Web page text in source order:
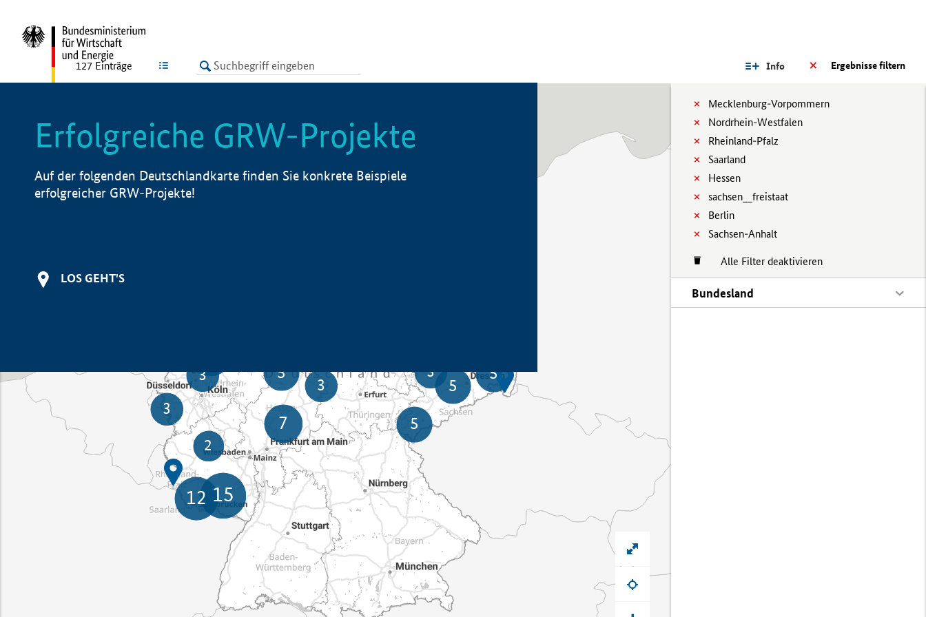
LISTE Ergebnisse filtern
Info
Mecklenburg-Vorpommern
Nordrhein-Westfalen
Rheinland-Pfalz
Saarland
Hessen
sachsen__freistaat
Berlin
Sachsen-Anhalt
Alle Filter deaktivieren
Bundesland
127 Einträge
Erfolgreiche GRW-Projekte
Auf der folgenden Deutschlandkarte finden Sie konkrete Beispiele
erfolgreicher GRW-Projekte!
LOS GEHT'S